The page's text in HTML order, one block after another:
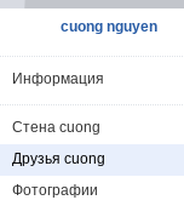
cuong nguyen
Информация
Стена cuong
Друзья cuong
Фотографии